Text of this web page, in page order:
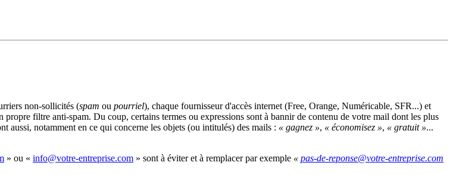
non-sollicités (spam ou pourriel), chaque fournisseur d'accès internet (Free, Orange, Numéricable, SFR...) et
filtre anti-spam. Du coup, certains termes ou expressions sont à bannir de contenu de votre mail dont les plus
aussi, notamment en ce qui concerne les objets (ou intitulés) des mails : « gagnez », « économisez », « gratuit »...
» ou « » sont à éviter et à remplacer par exemple «